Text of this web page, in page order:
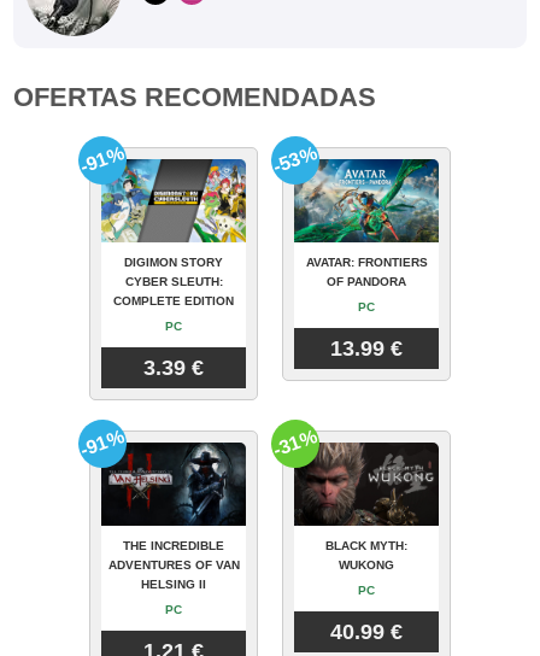
OFERTAS RECOMENDADAS
DIGIMON STORY
CYBER SLEUTH:
COMPLETE EDITION
PC
3.39 €
-91%
AVATAR: FRONTIERS
OF PANDORA
PC
13.99 €
-53%
THE INCREDIBLE
ADVENTURES OF VAN
HELSING II
PC
-91%
BLACK MYTH:
WUKONG
PC
40.99 €
-31%